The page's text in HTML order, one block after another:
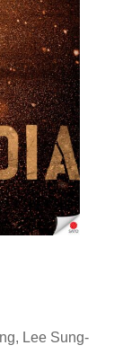
Lee Sung-